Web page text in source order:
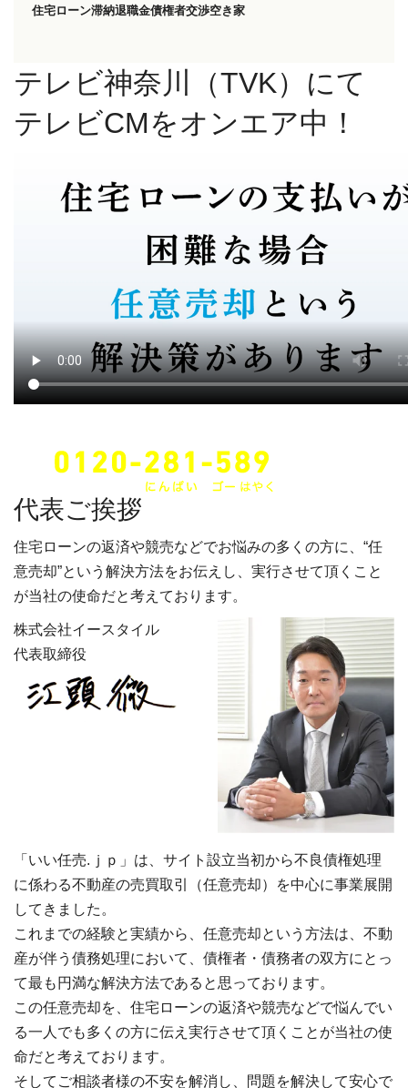
住宅ローン滞納退職金債権者交渉空き家
テレビ神奈川（TVK）にて
テレビCMをオンエア中！
代表ご挨拶
住宅ローンの返済や競売などでお悩みの多くの方に、“任
意売却”という解決方法をお伝えし、実行させて頂くこと
が当社の使命だと考えております。
株式会社イースタイル
代表取締役
「いい任売.ｊｐ」は、サイト設立当初から不良債権処理
に係わる不動産の売買取引（任意売却）を中心に事業展開
してきました。
これまでの経験と実績から、任意売却という方法は、不動
産が伴う債務処理において、債権者・債務者の双方にとっ
て最も円満な解決方法であると思っております。
この任意売却を、住宅ローンの返済や競売などで悩んでい
る一人でも多くの方に伝え実行させて頂くことが当社の使
命だと考えております。
そしてご相談者様の不安を解消し、問題を解決して安心で